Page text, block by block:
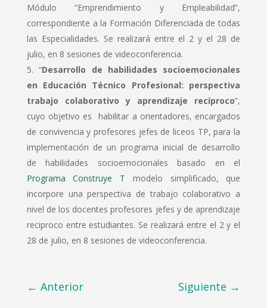
Módulo “Emprendimiento y Empleabilidad”,
correspondiente a la Formación Diferenciada de todas
las Especialidades. Se realizará entre el 2 y el 28 de
julio, en 8 sesiones de videoconferencia.
“Desarrollo de habilidades socioemocionales
en Educación Técnico Profesional: perspectiva
trabajo colaborativo y aprendizaje recíproco”,
cuyo objetivo es habilitar a orientadores, encargados
de convivencia y profesores jefes de liceos TP, para la
implementación de un programa inicial de desarrollo
de habilidades socioemocionales basado en el
Programa Construye T modelo simplificado, que
incorpore una perspectiva de trabajo colaborativo a
nivel de los docentes profesores jefes y de aprendizaje
reciproco entre estudiantes. Se realizará entre el 2 y el
28 de julio, en 8 sesiones de videoconferencia.
← Anterior Siguiente →